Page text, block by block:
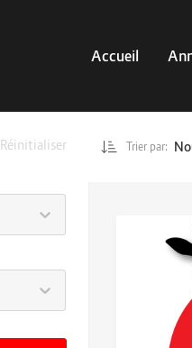
Accueil
Réinitialiser Trier par: